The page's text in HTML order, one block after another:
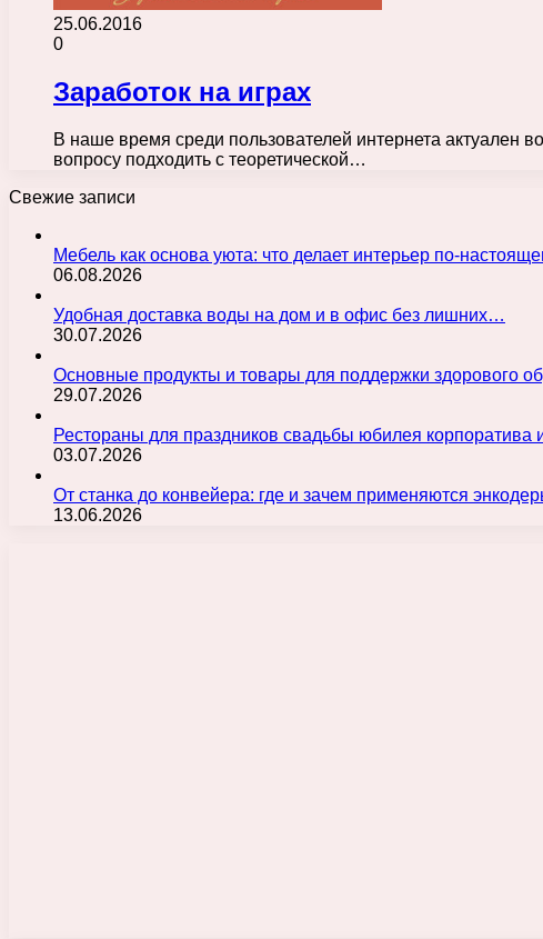
25.06.2016
0
Заработок на играх
В наше время среди пользователей интернета актуален
вопросу подходить с теоретической…
Свежие записи
Мебель как основа уюта: что делает интерьер по-
06.08.2026
Удобная доставка воды на дом и в офис без лишних…
30.07.2026
Основные продукты и товары для поддержки здорового
29.07.2026
Рестораны для праздников свадьбы юбилея корпоратива
03.07.2026
От станка до конвейера: где и зачем применяются
13.06.2026